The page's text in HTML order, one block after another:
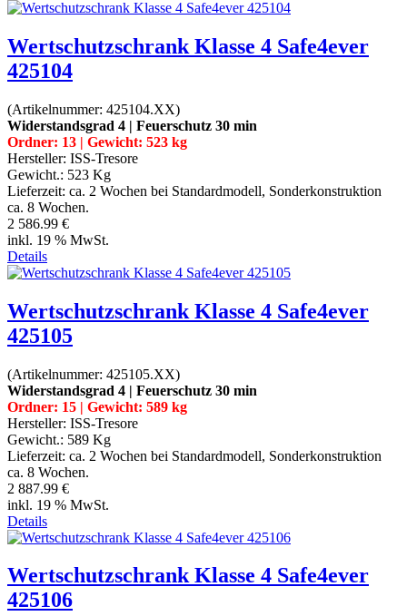
Wertschutzschrank Klasse 4 Safe4ever
425104
(Artikelnummer: 425104.XX)
Widerstandsgrad 4 | Feuerschutz 30 min
Ordner: 13 | Gewicht: 523 kg
Hersteller: ISS-Tresore
Gewicht.: 523 Kg
Lieferzeit: ca. 2 Wochen bei Standardmodell, Sonderkonstruktion
ca. 8 Wochen.
2 586.99 €
inkl. 19 % MwSt.
Details
Wertschutzschrank Klasse 4 Safe4ever
425105
(Artikelnummer: 425105.XX)
Widerstandsgrad 4 | Feuerschutz 30 min
Ordner: 15 | Gewicht: 589 kg
Hersteller: ISS-Tresore
Gewicht.: 589 Kg
Lieferzeit: ca. 2 Wochen bei Standardmodell, Sonderkonstruktion
ca. 8 Wochen.
2 887.99 €
inkl. 19 % MwSt.
Details
Wertschutzschrank Klasse 4 Safe4ever
425106